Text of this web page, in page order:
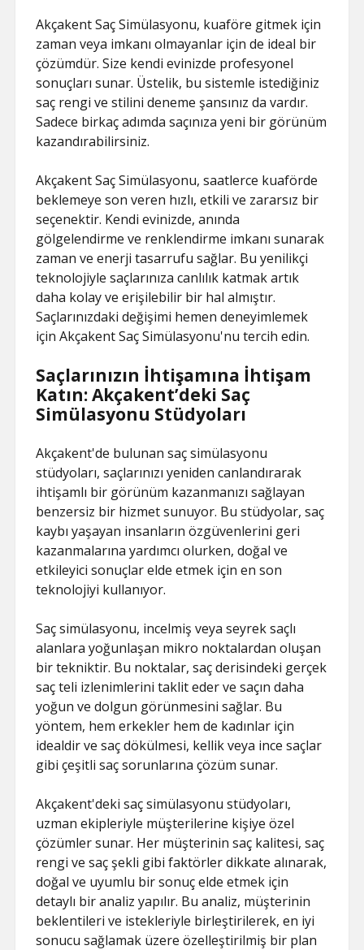
Akçakent Saç Simülasyonu, kuaföre gitmek için
zaman veya imkanı olmayanlar için de ideal bir
çözümdür. Size kendi evinizde profesyonel
sonuçları sunar. Üstelik, bu sistemle istediğiniz
saç rengi ve stilini deneme şansınız da vardır.
Sadece birkaç adımda saçınıza yeni bir görünüm
kazandırabilirsiniz.
Akçakent Saç Simülasyonu, saatlerce kuaförde
beklemeye son veren hızlı, etkili ve zararsız bir
seçenektir. Kendi evinizde, anında
gölgelendirme ve renklendirme imkanı sunarak
zaman ve enerji tasarrufu sağlar. Bu yenilikçi
teknolojiyle saçlarınıza canlılık katmak artık
daha kolay ve erişilebilir bir hal almıştır.
Saçlarınızdaki değişimi hemen deneyimlemek
için Akçakent Saç Simülasyonu'nu tercih edin.
Saçlarınızın İhtişamına İhtişam
Katın: Akçakent’deki Saç
Simülasyonu Stüdyoları
Akçakent'de bulunan saç simülasyonu
stüdyoları, saçlarınızı yeniden canlandırarak
ihtişamlı bir görünüm kazanmanızı sağlayan
benzersiz bir hizmet sunuyor. Bu stüdyolar, saç
kaybı yaşayan insanların özgüvenlerini geri
kazanmalarına yardımcı olurken, doğal ve
etkileyici sonuçlar elde etmek için en son
teknolojiyi kullanıyor.
Saç simülasyonu, incelmiş veya seyrek saçlı
alanlara yoğunlaşan mikro noktalardan oluşan
bir tekniktir. Bu noktalar, saç derisindeki gerçek
saç teli izlenimlerini taklit eder ve saçın daha
yoğun ve dolgun görünmesini sağlar. Bu
yöntem, hem erkekler hem de kadınlar için
idealdir ve saç dökülmesi, kellik veya ince saçlar
gibi çeşitli saç sorunlarına çözüm sunar.
Akçakent'deki saç simülasyonu stüdyoları,
uzman ekipleriyle müşterilerine kişiye özel
çözümler sunar. Her müşterinin saç kalitesi, saç
rengi ve saç şekli gibi faktörler dikkate alınarak,
doğal ve uyumlu bir sonuç elde etmek için
detaylı bir analiz yapılır. Bu analiz, müşterinin
beklentileri ve istekleriyle birleştirilerek, en iyi
sonucu sağlamak üzere özelleştirilmiş bir plan